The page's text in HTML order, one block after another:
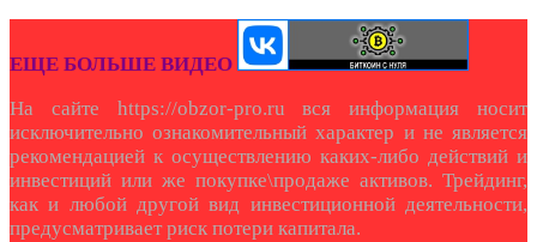
ЕЩЕ БОЛЬШЕ ВИДЕО
На сайте https://obzor-pro.ru вся информация носит
исключительно ознакомительный характер и не является
рекомендацией к осуществлению каких-либо действий и
инвестиций или же покупке\продаже активов. Трейдинг,
как и любой другой вид инвестиционной деятельности,
предусматривает риск потери капитала.